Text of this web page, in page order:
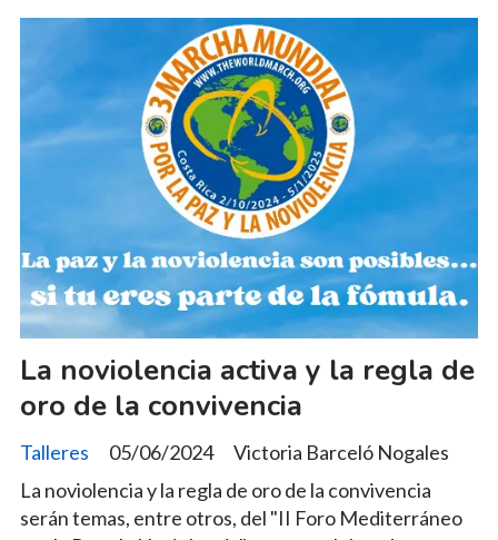
La noviolencia activa y la regla de
oro de la convivencia
Victoria Barceló Nogales
Talleres
05/06/2024
La noviolencia y la regla de oro de la convivencia
serán temas, entre otros, del "II Foro Mediterráneo